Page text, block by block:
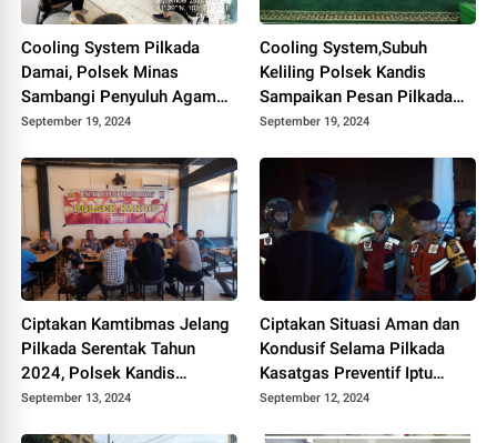
Cooling System Pilkada
Damai, Polsek Minas
Sambangi Penyuluh Agama
KUA Minas
September 19, 2024
Cooling System,Subuh
Keliling Polsek Kandis
Sampaikan Pesan Pilkada
Damai Kepada Masyarakat
September 19, 2024
Ciptakan Kamtibmas Jelang
Pilkada Serentak Tahun
2024, Polsek Kandis
Intensifkan Program Jum'at
September 13, 2024
Ciptakan Situasi Aman dan
Kondusif Selama Pilkada
Kasatgas Preventif Iptu
Alfajri Pimpin Patroli Blue
September 12, 2024